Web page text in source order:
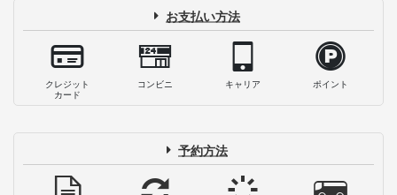
お支払い方法
クレジット
カード
コンビニ キャリア ポイント
予約方法